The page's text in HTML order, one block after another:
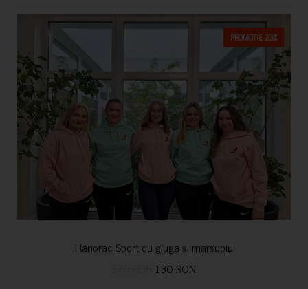
PROMOTIE 23%
Hanorac Sport cu gluga si marsupiu
130 RON